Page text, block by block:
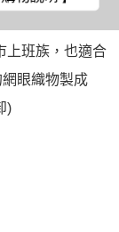
上班族，也適合
眼織物製成
)